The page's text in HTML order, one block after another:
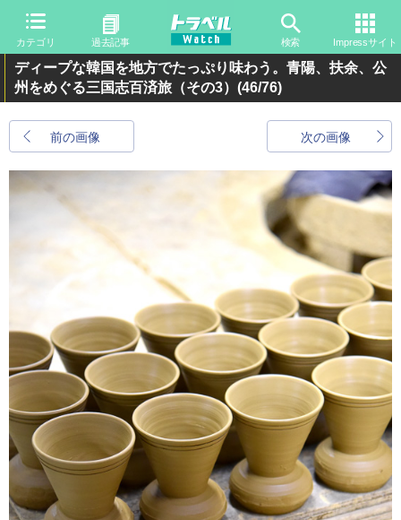
カテゴリ 過去記事 検索 Impressサイト
ディープな韓国を地方でたっぷり味わう。青陽、扶余、公
州をめぐる三国志百済旅（その3） (46/76)
前の画像 次の画像